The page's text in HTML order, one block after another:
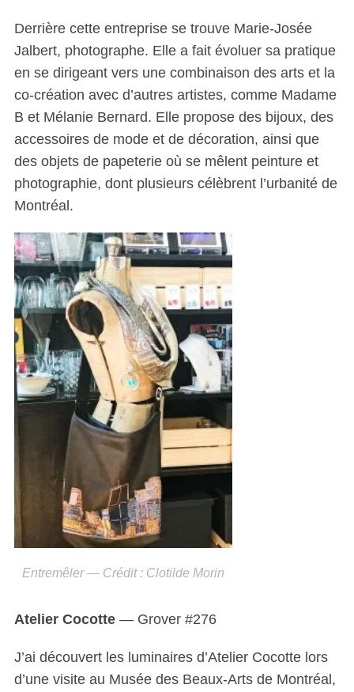
Derrière cette entreprise se trouve Marie-Josée
Jalbert, photographe. Elle a fait évoluer sa pratique
en se dirigeant vers une combinaison des arts et la
co-création avec d’autres artistes, comme Madame
B et Mélanie Bernard. Elle propose des bijoux, des
accessoires de mode et de décoration, ainsi que
des objets de papeterie où se mêlent peinture et
photographie, dont plusieurs célèbrent l’urbanité de
Montréal.
Entremêler — Crédit : Clotilde Morin
Atelier Cocotte— Grover #276
J’ai découvert les luminaires d’Atelier Cocotte lors
d’une visite au Musée des Beaux-Arts de Montréal,